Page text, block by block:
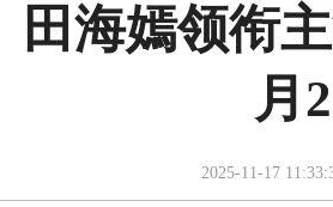
田海嫣领衔
⽉
2025-11-17